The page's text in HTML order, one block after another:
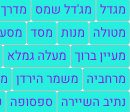
מגדל מג'דל שמס
מטולה מנות מסד
מעיין ברוך מעלה גמלא
מרחביה משמר הירדן
נתיב השיירה ספסופה